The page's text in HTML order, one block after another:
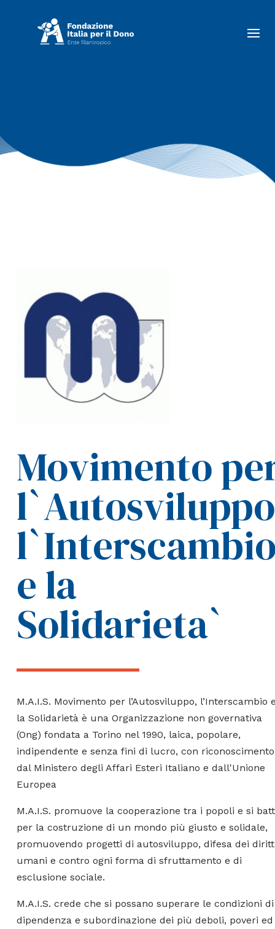
Movimento
e la
Solidarieta`
M.A.I.S. Movimento per l’Autosviluppo, l’Interscambio
la Solidarietà è una Organizzazione non governativa
(Ong) fondata a Torino nel 1990, laica, popolare,
indipendente e senza fini di lucro, con riconoscimento
dal Ministero degli Affari Esteri Italiano e dall'Unione
Europea
M.A.I.S. promuove la cooperazione tra i popoli e si
per la costruzione di un mondo più giusto e solidale,
promuovendo progetti di autosviluppo, difesa dei
umani e contro ogni forma di sfruttamento e di
esclusione sociale.
M.A.I.S. crede che si possano superare le condizioni di
dipendenza e subordinazione dei più deboli, poveri ed